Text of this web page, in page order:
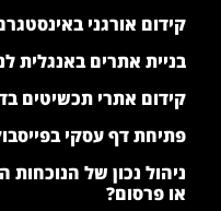
קידום אורגני
בניית אתרים באנגלית
קידום אתרי תכשיטים
פתיחת דף עסקי
ניהול נכון של
או פרסום?